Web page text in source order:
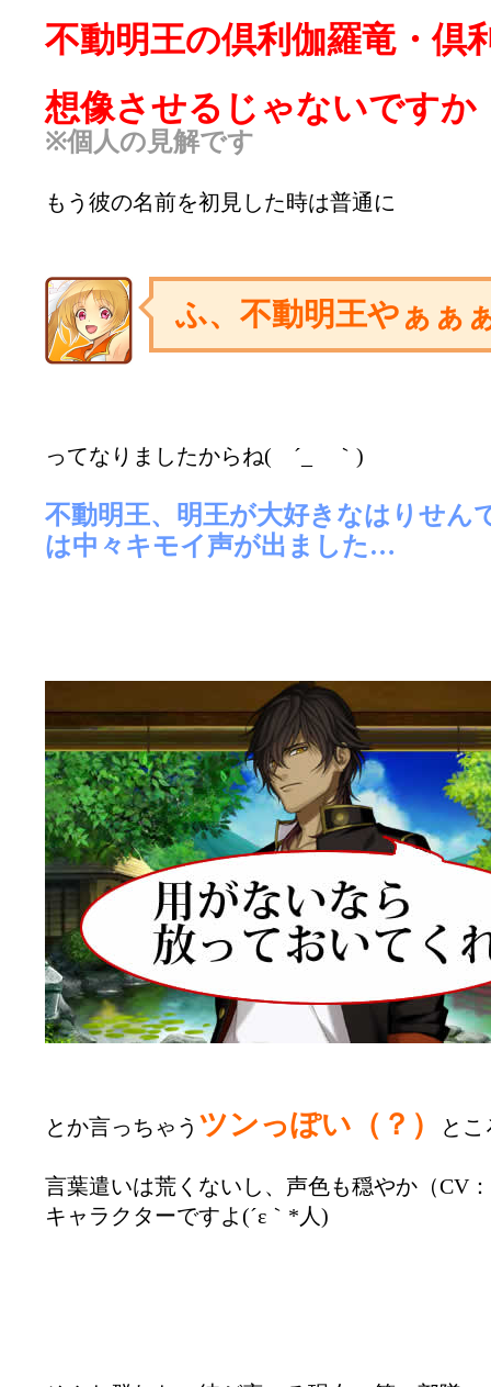
不動明王の倶利伽羅竜・倶
想像させるじゃないですか
※個人の見解です
もう彼の名前を初見した時は普通に
ふ、不動明王やぁぁ
ってなりましたからね( ´_ゝ｀)
不動明王、明王が大好きなはりせん
は中々キモイ声が出ました…
とか言っちゃう ツンっぽい（？） と
言葉遣いは荒くないし、声色も穏やか（CV
キャラクターですよ(´ε｀*人)